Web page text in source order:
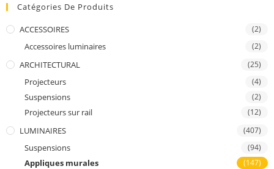
Catégories De Produits
ACCESSOIRES (2)
Accessoires luminaires (2)
ARCHITECTURAL (25)
Projecteurs (4)
Suspensions (2)
Projecteurs sur rail (12)
LUMINAIRES (407)
Suspensions (94)
Appliques murales (147)